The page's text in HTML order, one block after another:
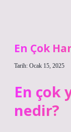
En Çok
Tarih: Ocak 15, 2025
En çok
nedir?